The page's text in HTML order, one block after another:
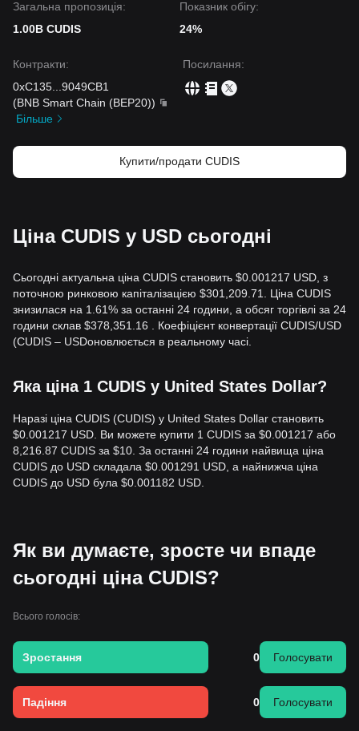
Загальна пропозиція:
1.00B CUDIS
Показник обігу:
24%
Контракти:
0xC135
9049CB1
(BNB Smart Chain (BEP20))
Більше
Посилання:
Купити/продати CUDIS
Ціна CUDIS у USD сьогодні
Сьогодні актуальна ціна CUDIS становить $0.001217 USD, з
поточною ринковою капіталізацією $301,209.71. Ціна CUDIS
знизилася на 1.61% за останні 24 години, а обсяг торгівлі за 24
години склав $378,351.16 . Коефіцієнт конвертації CUDIS/USD
(CUDIS – USDоновлюється в реальному часі.
Яка ціна 1 CUDIS у United States Dollar?
Наразі ціна CUDIS (CUDIS) у United States Dollar становить
$0.001217 USD. Ви можете купити 1 CUDIS за $0.001217 або
8,216.87 CUDIS за $10. За останні 24 години найвища ціна
CUDIS до USD складала $0.001291 USD, а найнижча ціна
CUDIS до USD була $0.001182 USD.
Як ви думаєте, зросте чи впаде
сьогодні ціна CUDIS?
Всього голосів:
Зростання 0 Голосувати
Падіння 0 Голосувати